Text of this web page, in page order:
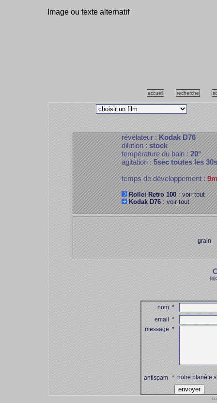
Image ou texte alternatif
accueil recherche
révélateur :Kodak D76
dilution :stock
température du bain :20°
agitation :5sec toutes les
temps de développement :
Rollei Retro 100: voir tout
Kodak D76: voir tout
grain
nom*
email*
message*
antispam *notre planète